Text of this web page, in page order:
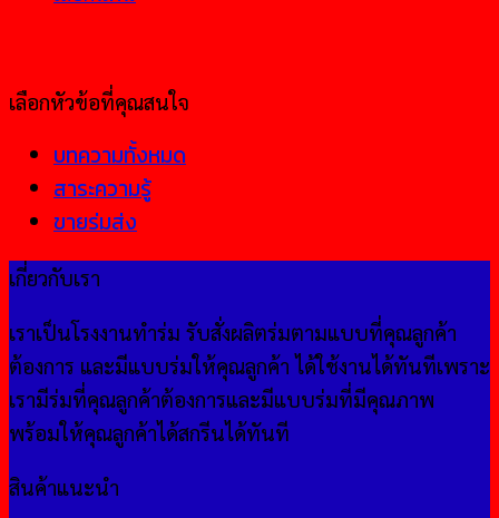
เลือกหัวข้อที่คุณสนใจ
บทความทั้งหมด
สาระความรู้
ขายร่มส่ง
เกี่ยวกับเรา
เราเป็นโรงงานทำร่ม รับสั่งผลิตร่มตามแบบที่คุณลูกค้า
ต้องการ และมีแบบร่มให้คุณลูกค้า ได้ใช้งานได้ทันทีเพราะ
เรามีร่มที่คุณลูกค้าต้องการและมีแบบร่มที่มีคุณภาพ
พร้อมให้คุณลูกค้าได้สกรีนได้ทันที
สินค้าแนะนำ